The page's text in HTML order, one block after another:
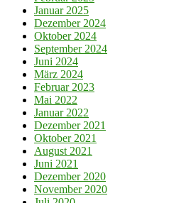
Januar 2025
Dezember 2024
Oktober 2024
September 2024
Juni 2024
März 2024
Februar 2023
Mai 2022
Januar 2022
Dezember 2021
Oktober 2021
August 2021
Juni 2021
Dezember 2020
November 2020